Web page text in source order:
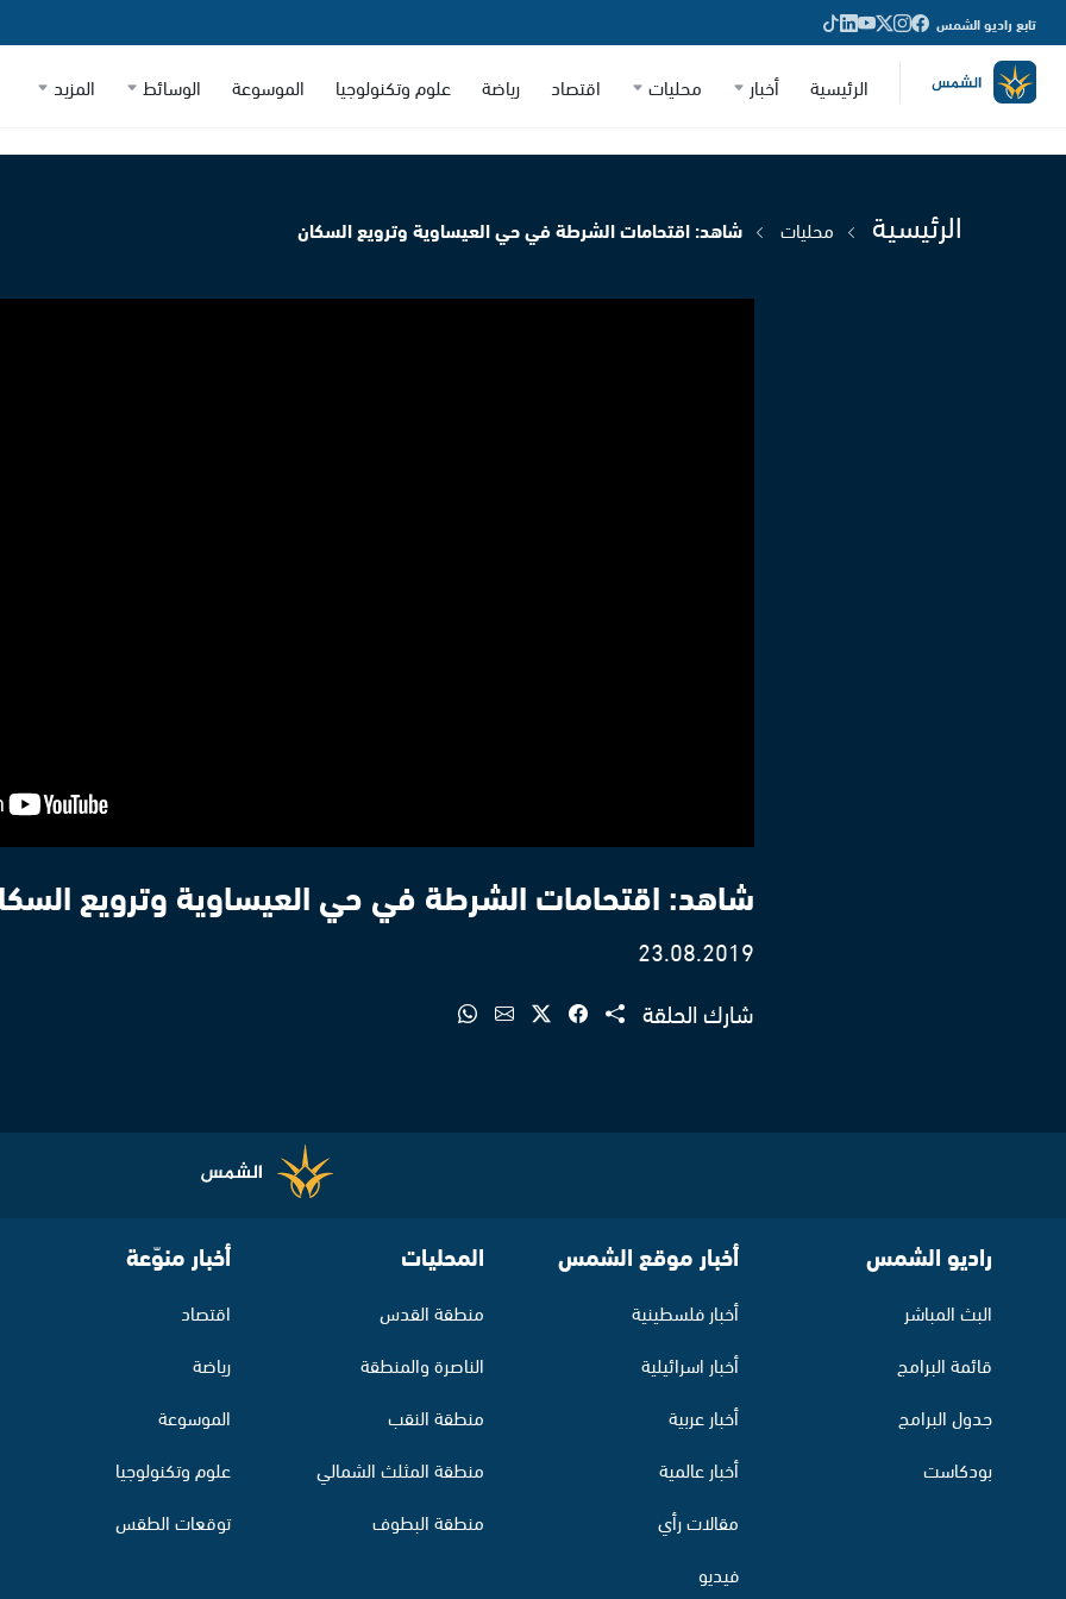
تابع راديو الشمس
الرئيسية أخبار محليات اقتصاد رياضة علوم وتكنولوجيا الموسوعة الوسائط المزيد
الرئيسية محليات شاهد: اقتحامات الشرطة في حي العيساوية وترويع السكان
شاهد: اقتحامات الشرطة في حي العيساوية وترويع
23.08.2019
شارك الحلقة
راديو الشمس
البث المباشر
قائمة البرامج
جدول البرامج
بودكاست
أخبار موقع الشمس
أخبار فلسطينية
أخبار اسرائيلية
أخبار عربية
أخبار عالمية
مقالات رأي
فيديو
المحليات
منطقة القدس
الناصرة والمنطقة
منطقة النقب
منطقة المثلث الشمالي
منطقة البطوف
أخبار منوّعة
اقتصاد
رياضة
الموسوعة
علوم وتكنولوجيا
توقعات الطقس